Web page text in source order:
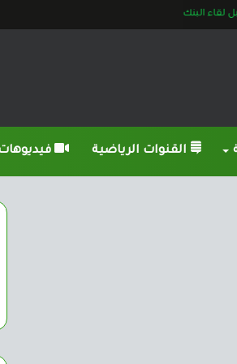
لقاء البنك
القنوات الرياضية